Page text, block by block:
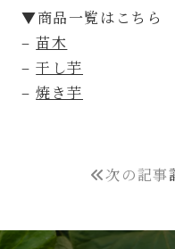
▼商品一覧はこちら
–苗木
–干し芋
–焼き芋
次の記事